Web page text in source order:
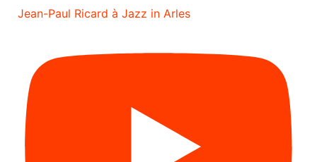
Jean-Paul Ricard à Jazz in Arles